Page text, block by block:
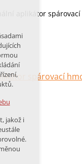
aplikátor
jakož i